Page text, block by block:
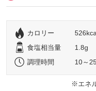
カロリー
食塩相当量
1.8g
調理時間
10～
エネ